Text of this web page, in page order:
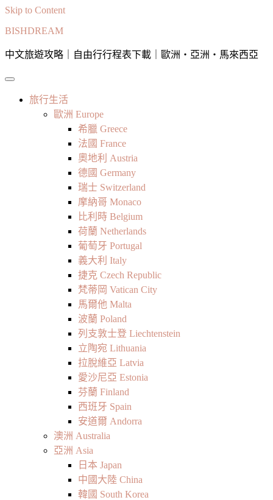
Skip to Content
BISHDREAM
中文旅遊攻略｜自由行行程表下載｜歐洲・亞洲・馬來西亞
旅行生活
歐洲 Europe
希臘 Greece
法國 France
奧地利 Austria
德國 Germany
瑞士 Switzerland
摩納哥 Monaco
比利時 Belgium
荷蘭 Netherlands
葡萄牙 Portugal
義大利 Italy
捷克 Czech Republic
梵蒂岡 Vatican City
馬爾他 Malta
波蘭 Poland
列支敦士登 Liechtenstein
立陶宛 Lithuania
拉脫維亞 Latvia
愛沙尼亞 Estonia
芬蘭 Finland
西班牙 Spain
安道爾 Andorra
澳洲 Australia
亞洲 Asia
日本 Japan
中國大陸 China
韓國 South Korea